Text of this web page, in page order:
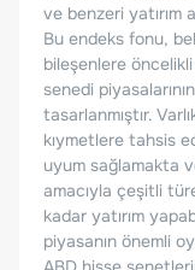
ve benzeri yatırım
Bu endeks fonu,
bileşenlere
senedi
tasarlanmıştır.
kıymetlere tahsis
uyum sağlamakta
amacıyla çeşitli
kadar yatırım
piyasanın önemli